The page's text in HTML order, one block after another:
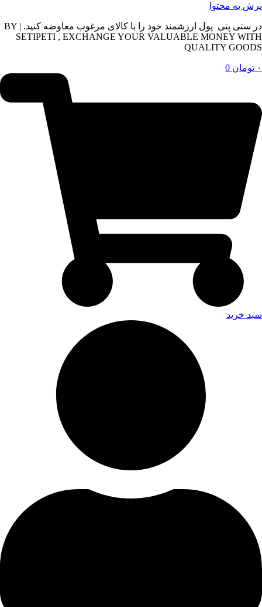
پرش به محتوا
در ستی پتی پول ارزشمند خود را با کالای مرغوب معاوضه کنید. | BY
SETIPETI , EXCHANGE YOUR VALUABLE MONEY WITH
QUALITY GOODS
۰ تومان 0
سبد خرید